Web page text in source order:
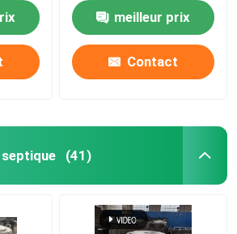
meilleur prix
Contact
(41)